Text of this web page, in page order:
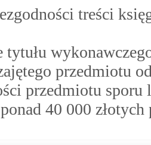
treści
tytułu
przedmiotu
przedmiotu sporu
40 000